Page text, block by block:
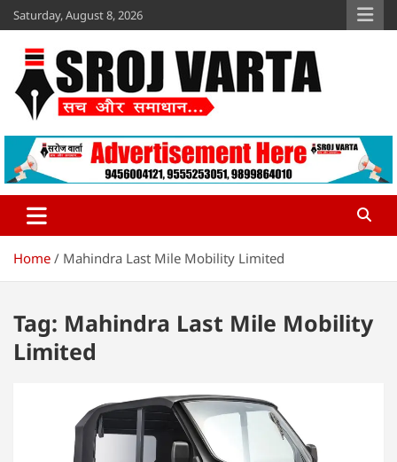
Skip
to
content
Saturday, August 8, 2026
Sroj Varta
www.srojvarta.in
Home Mahindra Last Mile Mobility Limited
Tag: Mahindra Last Mile Mobility
Limited